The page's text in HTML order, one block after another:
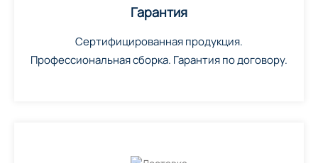
Гарантия
Сертифицированная продукция.
Профессиональная сборка. Гарантия по договору.